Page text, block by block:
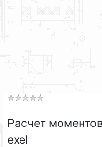
Расчет
exel